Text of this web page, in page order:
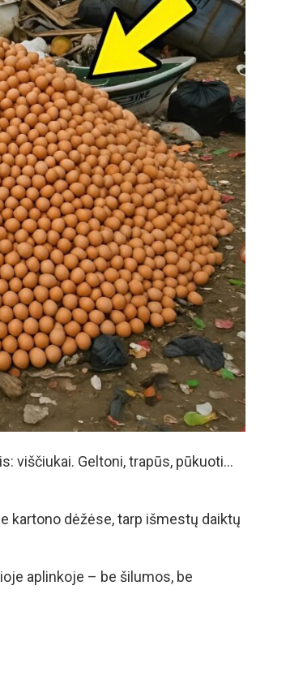
viščiukai. Geltoni, trapūs, pūkuoti…
kartono dėžėse, tarp išmestų daiktų
aplinkoje – be šilumos, be